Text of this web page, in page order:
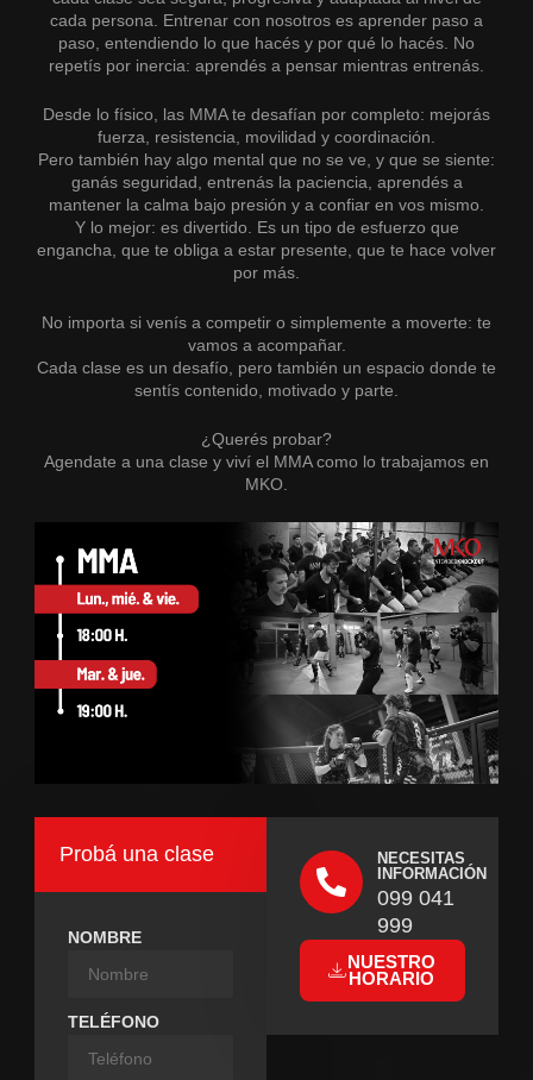
cada persona. Entrenar con nosotros es aprender paso a
paso, entendiendo lo que hacés y por qué lo hacés. No
repetís por inercia: aprendés a pensar mientras entrenás.
Desde lo físico, las MMA te desafían por completo: mejorás
fuerza, resistencia, movilidad y coordinación.
Pero también hay algo mental que no se ve, y que se siente:
ganás seguridad, entrenás la paciencia, aprendés a
mantener la calma bajo presión y a confiar en vos mismo.
Y lo mejor: es divertido. Es un tipo de esfuerzo que
engancha, que te obliga a estar presente, que te hace volver
por más.
No importa si venís a competir o simplemente a moverte: te
vamos a acompañar.
Cada clase es un desafío, pero también un espacio donde te
sentís contenido, motivado y parte.
¿Querés probar?
Agendate a una clase y viví el MMA como lo trabajamos en
MKO.
Probá una clase
NOMBRE
TELÉFONO
NECESITAS
INFORMACIÓN
099 041
999
NUESTRO
HORARIO